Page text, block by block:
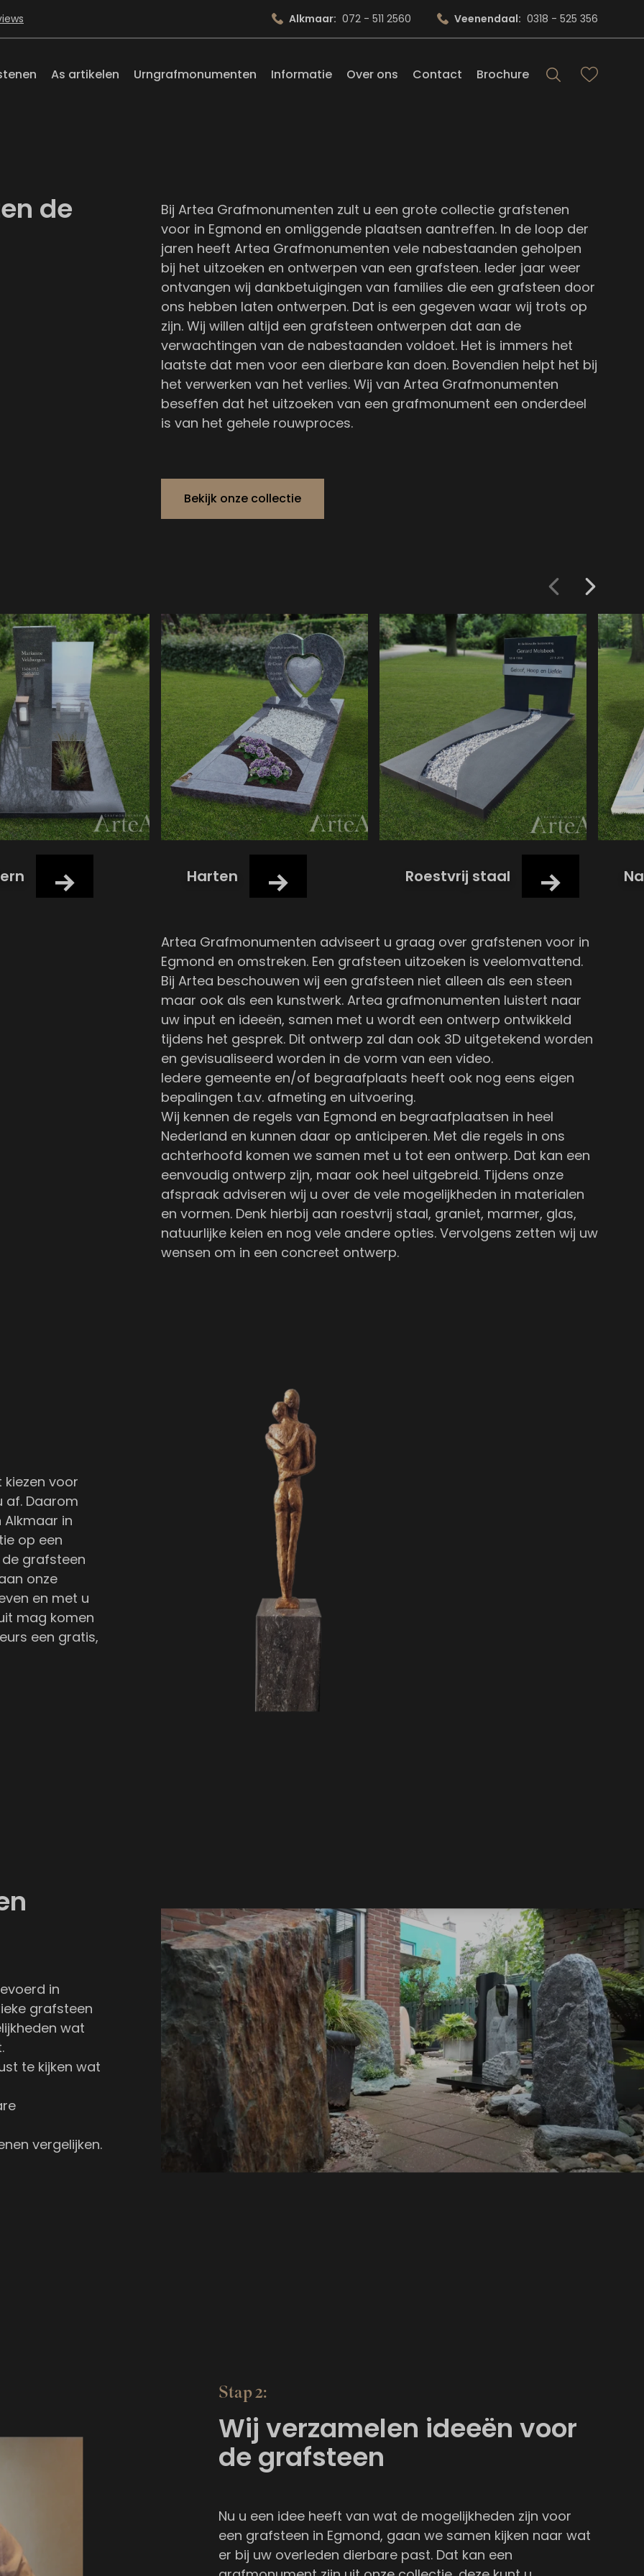
As artikelen Urngrafmonumenten Informatie Over ons Contact Brochure
Alkmaar: 072 - 511 2560 Veenendaal: 0318 - 525 356
de
Bij Artea Grafmonumenten zult u een grote collectie grafstenen
voor in Egmond en omliggende plaatsen aantreffen. In de loop der
jaren heeft Artea Grafmonumenten vele nabestaanden geholpen
bij het uitzoeken en ontwerpen van een grafsteen. Ieder jaar weer
ontvangen wij dankbetuigingen van families die een grafsteen door
ons hebben laten ontwerpen. Dat is een gegeven waar wij trots op
zijn. Wij willen altijd een grafsteen ontwerpen dat aan de
verwachtingen van de nabestaanden voldoet. Het is immers het
laatste dat men voor een dierbare kan doen. Bovendien helpt het bij
het verwerken van het verlies. Wij van Artea Grafmonumenten
beseffen dat het uitzoeken van een grafmonument een onderdeel
is van het gehele rouwproces.
Bekijk onze collectie
Harten Roestvrij staal
Artea Grafmonumenten adviseert u graag over grafstenen voor in
Egmond en omstreken. Een grafsteen uitzoeken is veelomvattend.
Bij Artea beschouwen wij een grafsteen niet alleen als een steen
maar ook als een kunstwerk. Artea grafmonumenten luistert naar
uw input en ideeën, samen met u wordt een ontwerp ontwikkeld
tijdens het gesprek. Dit ontwerp zal dan ook 3D uitgetekend worden
en gevisualiseerd worden in de vorm van een video.
Iedere gemeente en/of begraafplaats heeft ook nog eens eigen
bepalingen t.a.v. afmeting en uitvoering.
Wij kennen de regels van Egmond en begraafplaatsen in heel
Nederland en kunnen daar op anticiperen. Met die regels in ons
achterhoofd komen we samen met u tot een ontwerp. Dat kan een
eenvoudig ontwerp zijn, maar ook heel uitgebreid. Tijdens onze
afspraak adviseren wij u over de vele mogelijkheden in materialen
en vormen. Denk hierbij aan roestvrij staal, graniet, marmer, glas,
natuurlijke keien en nog vele andere opties. Vervolgens zetten wij uw
wensen om in een concreet ontwerp.
voor
af. Daarom
in
op een
grafsteen
onze
en met u
mag komen
een gratis,
in
grafsteen
wat
te kijken wat
vergelijken.
Stap 2:
Wij verzamelen ideeën voor
de grafsteen
Nu u een idee heeft van wat de mogelijkheden zijn voor
een grafsteen in Egmond, gaan we samen kijken naar wat
er bij uw overleden dierbare past. Dat kan een